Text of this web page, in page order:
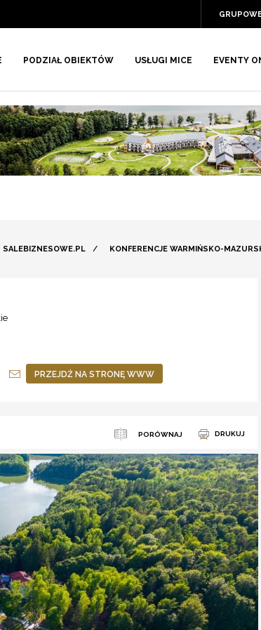
PODZIAŁ OBIEKTÓW USŁUGI MICE EVENTY
SALEBIZNESOWE.PL / KONFERENCJE WARMIŃSKO-
PRZEJDŹ NA STRONĘ WWW
PORÓWNAJ DRUKUJ